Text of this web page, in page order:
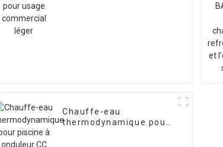
Chauffe-eau
thermodynamique pour